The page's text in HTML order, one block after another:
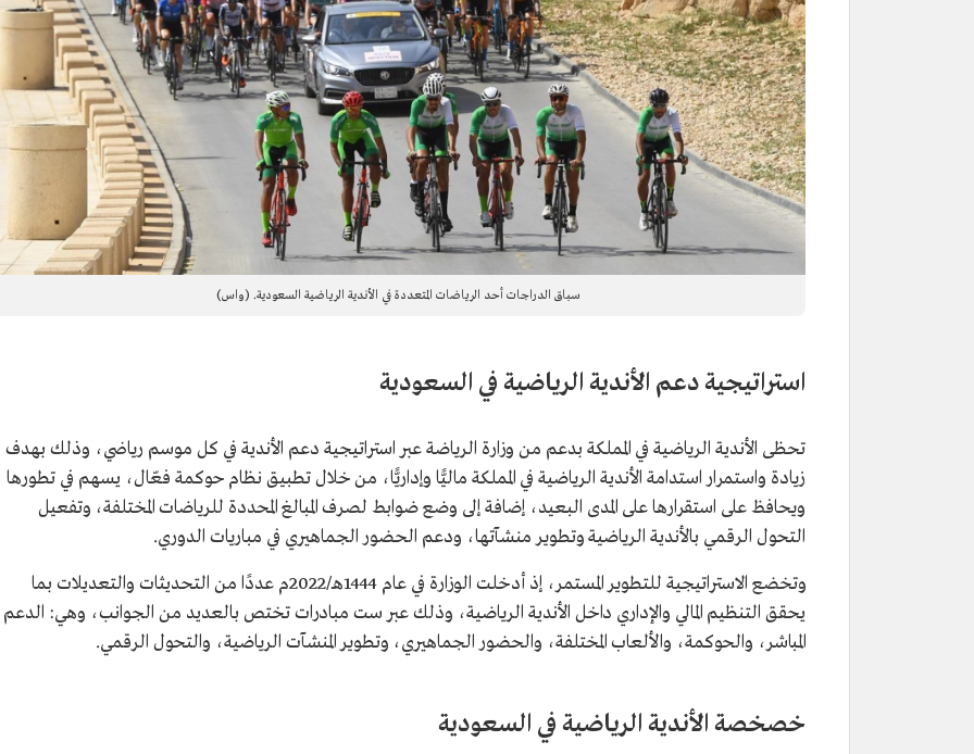
سباق الدراجات أحد الرياضات المتعددة في الأندية الرياضية السعودية. (واس)
استراتيجية دعم الأندية الرياضية في السعودية
تحظى الأندية الرياضية في المملكة بدعم من وزارة الرياضة عبر استراتيجية دعم الأندية في كل موسم رياضي، وذلك بهدف
زيادة واستمرار استدامة الأندية الرياضية في المملكة ماليًّا وإداريًّا، من خلال تطبيق نظام حوكمة فعّال، يسهم في تطورها
ويحافظ على استقرارها على المدى البعيد، إضافة إلى وضع ضوابط لصرف المبالغ المحددة للرياضات المختلفة، وتفعيل
التحول الرقمي بالأندية الرياضية وتطوير منشآتها، ودعم الحضور الجماهيري في مباريات الدوري.
وتخضع الاستراتيجية للتطوير المستمر، إذ أدخلت الوزارة في عام 1444هـ/2022م عددًا من التحديثات والتعديلات بما
يحقق التنظيم المالي والإداري داخل الأندية الرياضية، وذلك عبر ست مبادرات تختص بالعديد من الجوانب، وهي: الدعم
المباشر، والحوكمة، والألعاب المختلفة، والحضور الجماهيري، وتطوير المنشآت الرياضية، والتحول الرقمي.
خصخصة الأندية الرياضية في السعودية